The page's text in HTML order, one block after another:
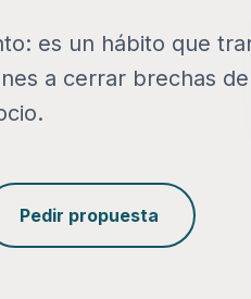
es un hábito que
a cerrar brechas
Pedir propuesta